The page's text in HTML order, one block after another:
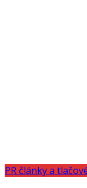
PR články a